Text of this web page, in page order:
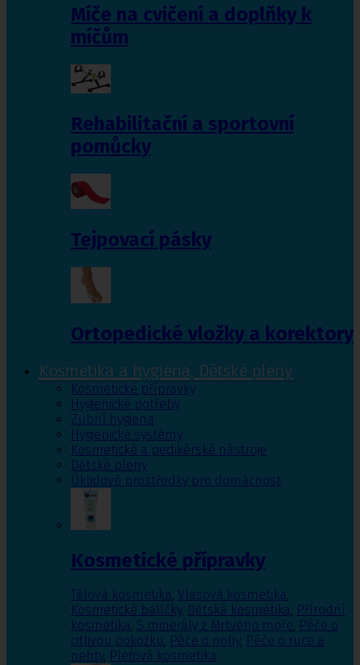
Míče na cvičení a doplňky k
míčům
Rehabilitační a sportovní
pomůcky
Tejpovací pásky
Ortopedické vložky a korektory
Kosmetika a hygiena, Dětské pleny
Kosmetické přípravky
Hygienické potřeby
Zubní hygiena
Hygienické systémy
Kosmetické a pedikérské nástroje
Dětské pleny
Úklidové prostředky pro domácnost
Kosmetické přípravky
Tělová kosmetika, Vlasová kosmetika,
Kosmetické balíčky, Dětská kosmetika, Přírodní
kosmetika, S minerály z Mrtvého moře, Péče o
citlivou pokožku, Péče o nohy, Péče o ruce a
nehty, Pleťová kosmetika